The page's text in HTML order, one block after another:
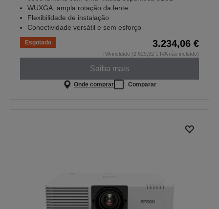
WUXGA, ampla rotação da lente
Flexibilidade de instalação
Conectividade versátil e sem esforço
Esgotado 3.234,06 €
IVA incluído (2.629,32 € IVA não incluído)
Saiba mais
Onde comprar Comparar